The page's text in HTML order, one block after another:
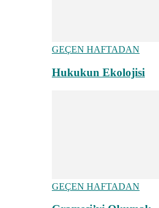
GEÇEN HAFTADAN
Hukukun Ekolojisi
GEÇEN HAFTADAN